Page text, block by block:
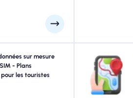
sur mesure
- Plans
les touristes
nos packages de
répondre à tous les
/ 5G transparente.
une activation
e-mail d'installation
Explorez
de
commerciaux